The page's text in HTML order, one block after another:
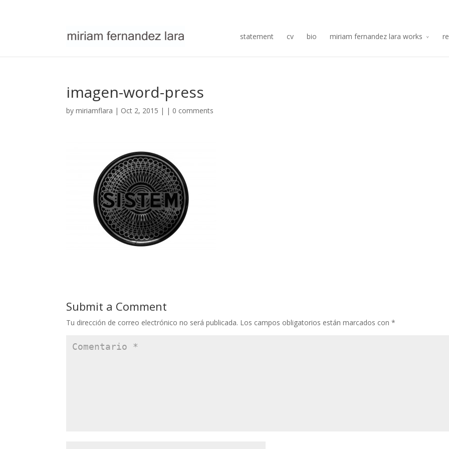
statement cv bio miriam fernandez lara works
imagen-word-press
by miriamflara | Oct 2, 2015 | | 0 comments
Submit a Comment
Tu dirección de correo electrónico no será publicada. Los campos obligatorios están marcados con *